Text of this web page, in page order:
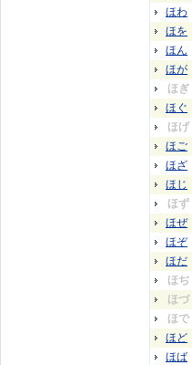
ほわ
ほを
ほん
ほが
ほぎ
ほぐ
ほげ
ほご
ほざ
ほじ
ほず
ほぜ
ほぞ
ほだ
ほぢ
ほづ
ほで
ほど
ほば